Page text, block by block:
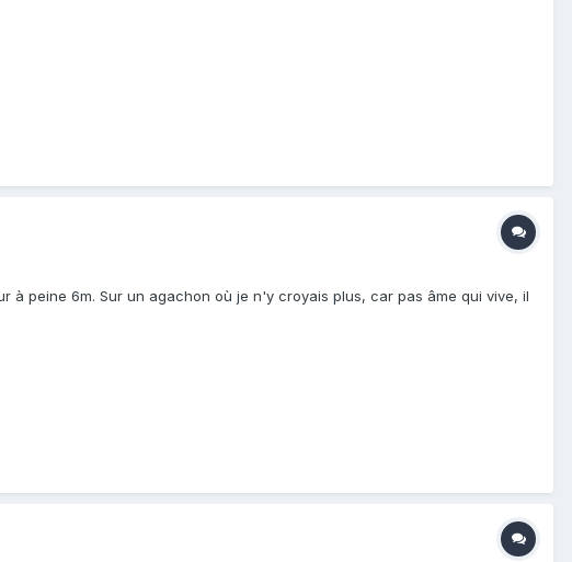
peine 6m. Sur un agachon où je n'y croyais plus, car pas âme qui vive, il